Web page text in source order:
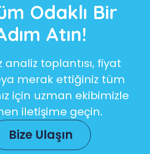
Odaklı Bir
Atın!
analiz toplantısı, fiyat
merak ettiğiniz tüm
için uzman ekibimizle
iletişime geçin.
Bize Ulaşın